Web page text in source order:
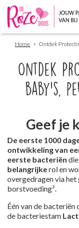
content
Breadcrumb
Home Ontdek
Ontdek
baby's,
ParagraphsGeef je
De eerste 1000
ontwikkeling van
eerste bacteriën
belangrijkerol en
overgedragen via
borstvoeding².
Één van de
de bacteriestam